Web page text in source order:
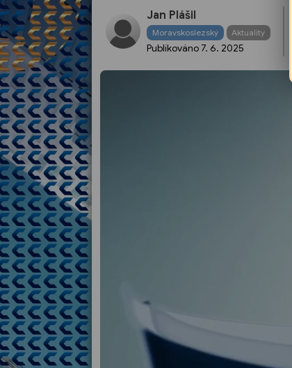
Jan Plášil
Moravskoslezský Aktuality
Publikováno 7. 6. 2025